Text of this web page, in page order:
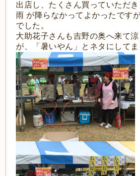
出店し、たくさん買っていただき
雨 が降らなかってよかったです
でした。
大助花子さんも吉野の奥へ来て
が、「暑いやん」とネタにしてま